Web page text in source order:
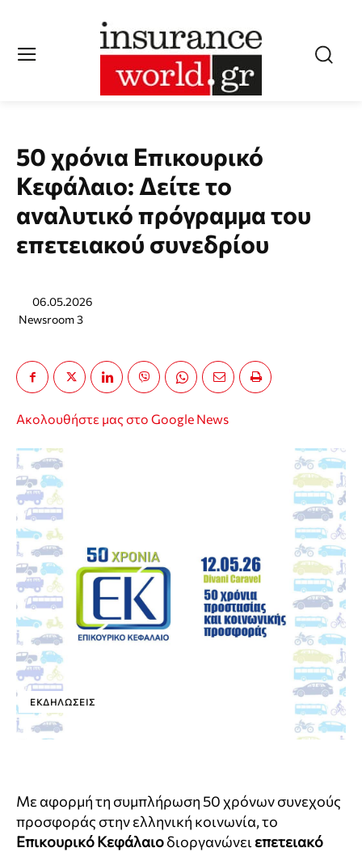
50 χρόνια Επικουρικό
Κεφάλαιο: Δείτε το
αναλυτικό πρόγραμμα του
επετειακού συνεδρίου
06.05.2026
Newsroom 3
Ακολουθήστε μας στο Google News
ΕΚΔΗΛΏΣΕΙΣ
Με αφορμή τη συμπλήρωση 50 χρόνων συνεχούς
προσφοράς στην ελληνική κοινωνία, το
Επικουρικό Κεφάλαιοδιοργανώνει επετειακό